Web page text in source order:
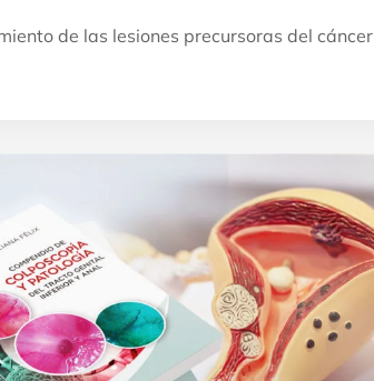
de las lesiones precursoras del cáncer